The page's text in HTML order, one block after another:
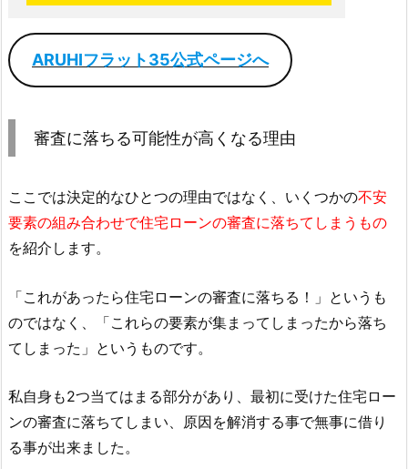
ARUHIフラット35公式ページへ
審査に落ちる可能性が高くなる理由
ここでは決定的なひとつの理由ではなく、いくつかの不安
要素の組み合わせで住宅ローンの審査に落ちてしまうもの
を紹介します。
「これがあったら住宅ローンの審査に落ちる！」というも
のではなく、「これらの要素が集まってしまったから落ち
てしまった」というものです。
私自身も2つ当てはまる部分があり、最初に受けた住宅ロー
ンの審査に落ちてしまい、原因を解消する事で無事に借り
る事が出来ました。